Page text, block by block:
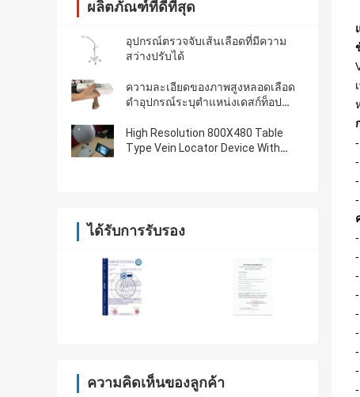
ผลิตภัณฑ์ที่ดีที่สุด
อุปกรณ์ตรวจจับเส้นเลือดที่มีความ
สว่างปรับได้
ความละเอียดของภาพสูงหลอดเลือด
ดำอุปกรณ์ระบุตำแหน่งเดสก์ท็อป
อินฟราเรด
High Resolution 800X480 Table
Type Vein Locator Device With
ได้รับการรับรอง
ความคิดเห็นของลูกค้า